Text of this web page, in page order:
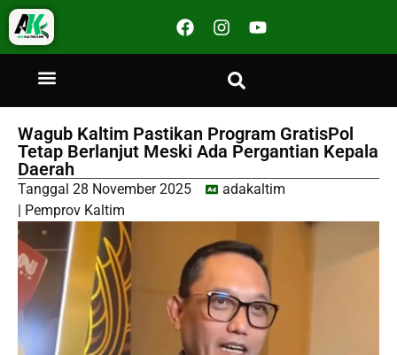
Wagub Kaltim Pastikan Program GratisPol
Tetap Berlanjut Meski Ada Pergantian Kepala
Daerah
Tanggal 28 November 2025
adakaltim
Pemprov Kaltim